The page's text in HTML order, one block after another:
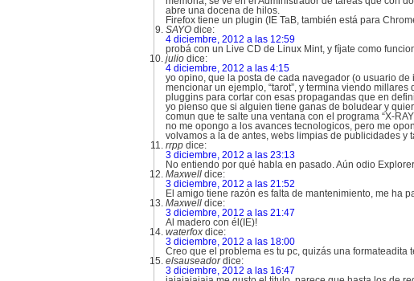
abre una docena de hilos.
Firefox tiene un plugin (IE TaB, también está para
SAYO dice:
4 diciembre, 2012 a las 12:59
probá con un Live CD de Linux Mint, y fíjate como
julio dice:
4 diciembre, 2012 a las 4:15
yo opino, que la posta de cada navegador (o usuario
mencionar un ejemplo, “tarot”, y termina viendo
pluggins para cortar con esas propagandas que en
yo pienso que si alguien tiene ganas de boludear y
comun que te salte una ventana con el programa “X-
no me opongo a los avances tecnologicos, pero me
volvamos a la de antes, webs limpias de publicidades
rrpp dice:
3 diciembre, 2012 a las 23:13
No entiendo por qué habla en pasado. Aún odio
Maxwell dice:
3 diciembre, 2012 a las 21:52
El amigo tiene razón es falta de mantenimiento, me ha
Maxwell dice:
3 diciembre, 2012 a las 21:47
Al madero con él(IE)!
waterfox dice:
3 diciembre, 2012 a las 18:00
Creo que el problema es tu pc, quizás una formateadita
elsauseador dice:
3 diciembre, 2012 a las 16:47